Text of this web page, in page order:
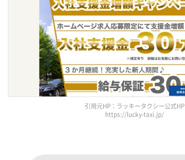
引用元HP：ラッキータクシー公式HP
https://lucky-taxi.jp/